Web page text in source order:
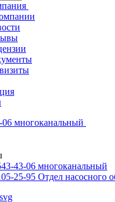
06 многоканальный
43-06 многоканальный
25-95 Отдел насосного